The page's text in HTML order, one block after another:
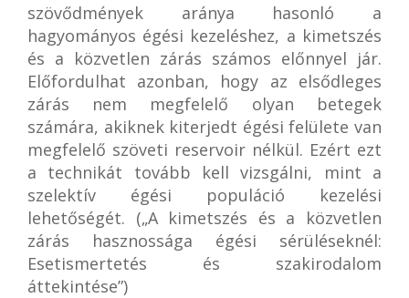
szövődmények aránya hasonló a
hagyományos égési kezeléshez, a kimetszés
és a közvetlen zárás számos előnnyel jár.
Előfordulhat azonban, hogy az elsődleges
zárás nem megfelelő olyan betegek
számára, akiknek kiterjedt égési felülete van
megfelelő szöveti reservoir nélkül. Ezért ezt
a technikát tovább kell vizsgálni, mint a
szelektív égési populáció kezelési
lehetőségét. („A kimetszés és a közvetlen
zárás hasznossága égési sérüléseknél:
Esetismertetés és szakirodalom
áttekintése”)